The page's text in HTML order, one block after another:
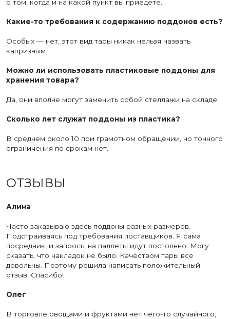
о том, когда и на какой пункт вы приедете.
Какие-то требования к содержанию поддонов есть?
Особых — нет, этот вид тары никак нельзя назвать
капризным.
Можно ли использовать пластиковые поддоны для
хранения товара?
Да, они вполне могут заменить собой стеллажи на складе.
Сколько лет служат поддоны из пластика?
В среднем около 10 при грамотном обращении, но точного
ограничения по срокам нет.
ОТЗЫВЫ
Алина
Часто заказываю здесь поддоны разных размеров.
Подстраиваясь под требования поставщиков. Я сама
посредник, и запросы на паллеты идут постоянно. Могу
сказать, что накладок не было. Качеством тары все
довольны. Поэтому решила написать положительный
отзыв. Спасибо!
Олег
В торговле овощами и фруктами нет чего-то случайного,